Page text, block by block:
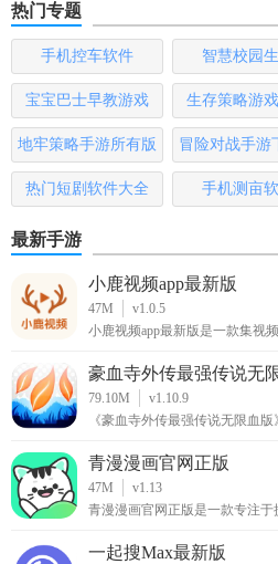
【优品ppt模板app优势】
1. 资源丰富：相比其他同类软件
元化的模板资源。
2. 操作简单：界面简洁明了，操
轻松上手。
3. 品质保障：所有模板均经过严
4. 节省成本：用户无需购买昂贵
计师，即可制作出高质量的PPT。
5. 社区互动：提供用户交流平台
品，学习他人的优秀PPT制作技巧
【优品ppt模板app测评】
优品PPT模板APP以其丰富的模板
热门专题
手机控车软件 智慧校园
宝宝巴士早教游戏 生存策略游
地牢策略手游所有版
本
冒险对战手游
哪些
热门短剧软件大全 手机测亩
最新手游
小鹿视频app最新版
47M
v1.0.5
小鹿视频app最新版是一款集视
豪血寺外传最强传说无
79.10M
v1.10.9
《豪血寺外传最强传说无限血
青漫漫画官网正版
47M
v1.13
青漫漫画官网正版是一款专注于
一起搜Max最新版